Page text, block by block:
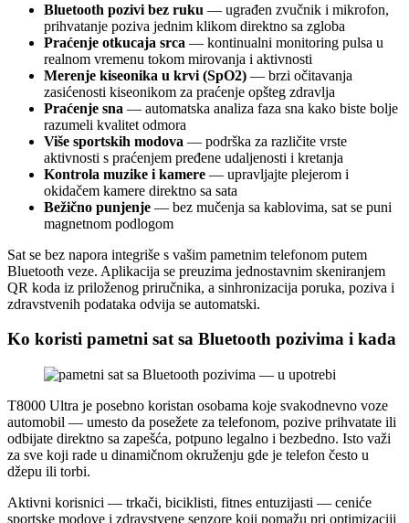
Bluetooth pozivi bez ruku — ugrađen zvučnik i mikrofon,
prihvatanje poziva jednim klikom direktno sa zgloba
Praćenje otkucaja srca — kontinualni monitoring pulsa u
realnom vremenu tokom mirovanja i aktivnosti
Merenje kiseonika u krvi (SpO2) — brzi očitavanja
zasićenosti kiseonikom za praćenje opšteg zdravlja
Praćenje sna — automatska analiza faza sna kako biste bolje
razumeli kvalitet odmora
Više sportskih modova — podrška za različite vrste
aktivnosti s praćenjem pređene udaljenosti i kretanja
Kontrola muzike i kamere — upravljajte plejerom i
okidačem kamere direktno sa sata
Bežično punjenje — bez mučenja sa kablovima, sat se puni
magnetnom podlogom
Sat se bez napora integriše s vašim pametnim telefonom putem
Bluetooth veze. Aplikacija se preuzima jednostavnim skeniranjem
QR koda iz priloženog priručnika, a sinhronizacija poruka, poziva i
zdravstvenih podataka odvija se automatski.
Ko koristi pametni sat sa Bluetooth pozivima i kada
T8000 Ultra je posebno koristan osobama koje svakodnevno voze
automobil — umesto da posežete za telefonom, pozive prihvatate ili
odbijate direktno sa zapešća, potpuno legalno i bezbedno. Isto važi
za sve koji rade u dinamičnom okruženju gde je telefon često u
džepu ili torbi.
Aktivni korisnici — trkači, biciklisti, fitnes entuzijasti — ceniće
sportske modove i zdravstvene senzore koji pomažu pri optimizaciji